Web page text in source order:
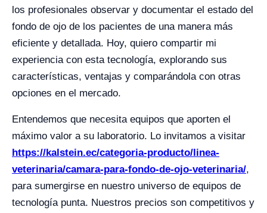
los profesionales observar y documentar el estado del
fondo de ojo de los pacientes de una manera más
eficiente y detallada. Hoy, quiero compartir mi
experiencia con esta tecnología, explorando sus
características, ventajas y comparándola con otras
opciones en el mercado.
Entendemos que necesita equipos que aporten el
máximo valor a su laboratorio. Lo invitamos a visitar
https://kalstein.ec/categoria-producto/linea-
veterinaria/camara-para-fondo-de-ojo-veterinaria/,
para sumergirse en nuestro universo de equipos de
tecnología punta. Nuestros precios son competitivos y